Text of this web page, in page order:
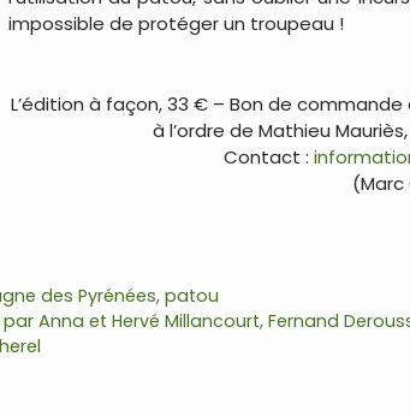
impossible de protéger un troupeau !
L’édition à façon, 33 € – Bon de
à l’ordre de Mathieu
Contact :
(Marc
des Pyrénées,patou
Anna et Hervé Millancourt, Fernand